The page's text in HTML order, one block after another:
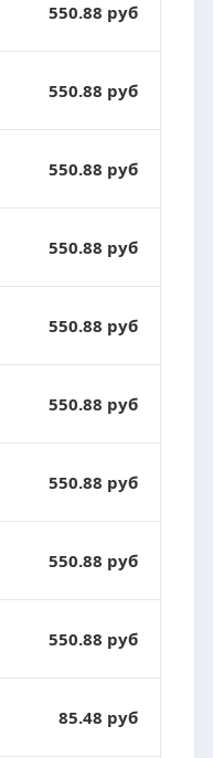
550.88 руб
550.88 руб
550.88 руб
550.88 руб
550.88 руб
550.88 руб
550.88 руб
550.88 руб
550.88 руб
85.48 руб